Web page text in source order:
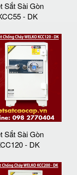
Sắt Sài Gòn
- DK
Sắt Sài Gòn
- DK